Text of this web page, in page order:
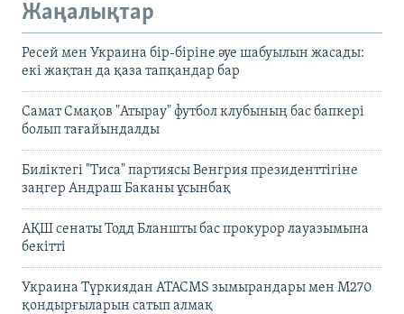
Жаңалықтар
Ресей мен Украина бір-біріне әуе шабуылын жасады:
екі жақтан да қаза тапқандар бар
Самат Смақов "Атырау" футбол клубының бас бапкері
болып тағайындалды
Биліктегі "Тиса" партиясы Венгрия президенттігіне
заңгер Андраш Баканы ұсынбақ
АҚШ сенаты Тодд Бланшты бас прокурор лауазымына
бекітті
Украина Түркиядан ATACMS зымырандары мен M270
қондырғыларын сатып алмақ